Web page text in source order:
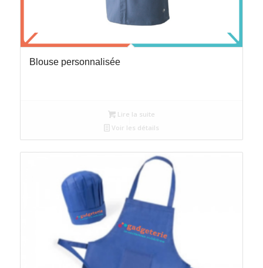
Blouse personnalisée
Lire la suite
Voir les détails